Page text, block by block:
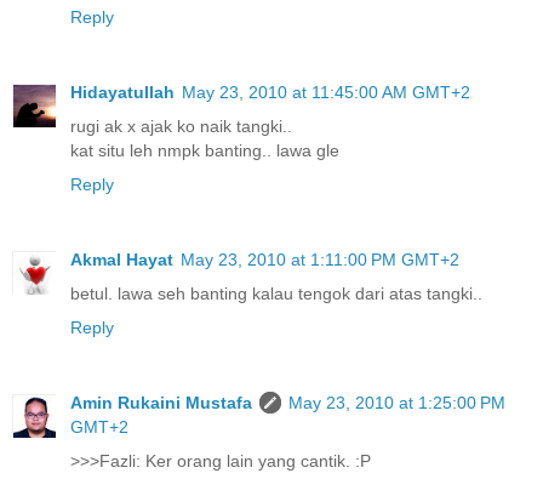
Reply
Hidayatullah May 23, 2010 at 11:45:00 AM GMT+2
rugi ak x ajak ko naik tangki..
kat situ leh nmpk banting.. lawa gle
Reply
Akmal Hayat May 23, 2010 at 1:11:00 PM GMT+2
betul. lawa seh banting kalau tengok dari atas tangki..
Reply
Amin Rukaini Mustafa
May 23, 2010 at 1:25:00 PM
GMT+2
>>>Fazli: Ker orang lain yang cantik. :P